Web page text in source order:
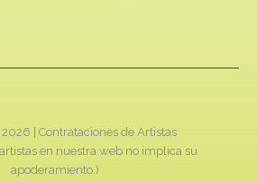
| Contrataciones de Artistas
en nuestra web no implica su
apoderamiento.)